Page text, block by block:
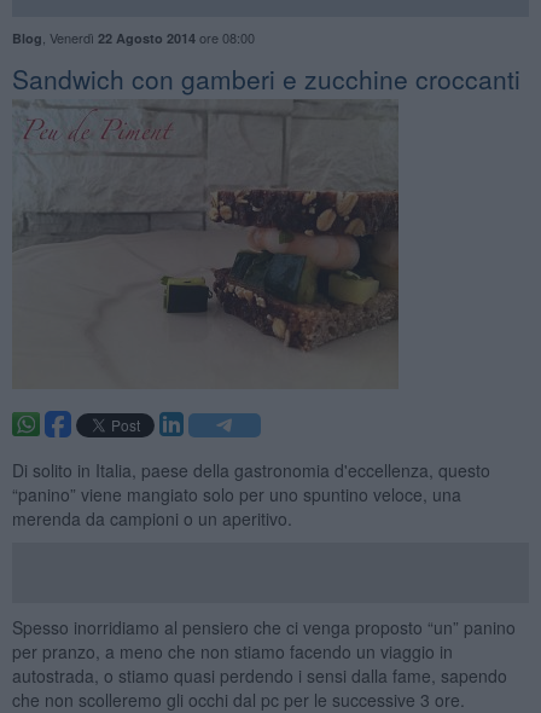
Blog Venerdì 22 Agosto 2014ore 08:00
Sandwich con gamberi e zucchine croccanti
Di solito in Italia, paese della gastronomia d'eccellenza, questo
“panino” viene mangiato solo per uno spuntino veloce, una
merenda da campioni o un aperitivo.
Spesso inorridiamo al pensiero che ci venga proposto “un” panino
per pranzo, a meno che non stiamo facendo un viaggio in
autostrada, o stiamo quasi perdendo i sensi dalla fame, sapendo
che non scolleremo gli occhi dal pc per le successive 3 ore.